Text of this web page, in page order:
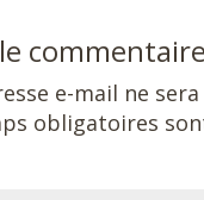
commentaire
e-mail ne
obligatoires